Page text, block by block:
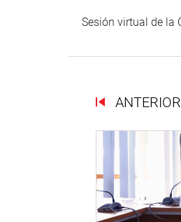
Sesión virtual de la
ANTERIOR